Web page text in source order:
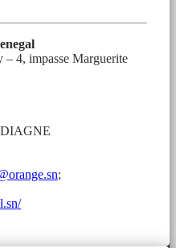
– 4, impasse Marguerite
;